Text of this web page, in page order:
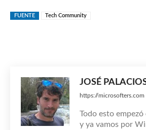
FUENTE Tech Community
JOSÉ
https://microsofters.com
Todo esto
y ya vamos por